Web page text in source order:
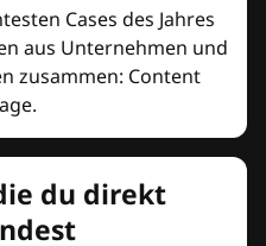
Cases des Jahres
aus Unternehmen und
zusammen: Content
du direkt